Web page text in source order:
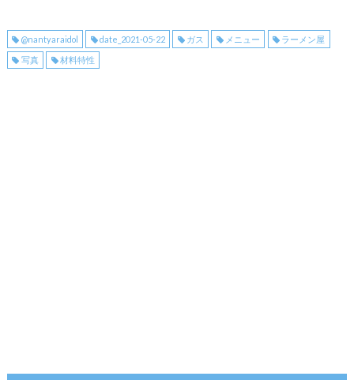
@nantyaraidol date_2021-05-22 ガス メニュー ラーメン屋
写真 材料特性